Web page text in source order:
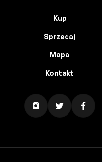
Kup
Sprzedaj
Mapa
Kontakt